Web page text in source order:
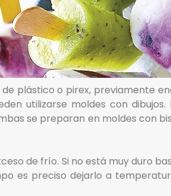
plástico o pirex, previamente
utilizarse moldes con dibujos.
se preparan en moldes con
de frío. Si no está muy duro
es preciso dejarlo a